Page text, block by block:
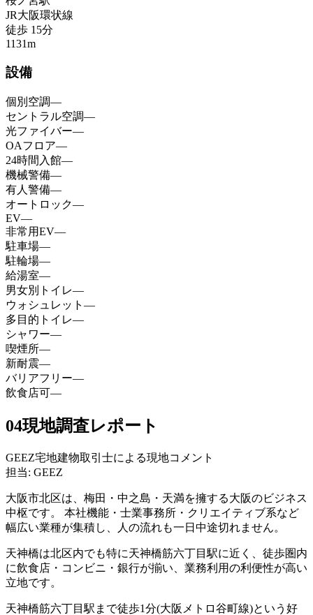
JR大阪環状線
徒歩 15分
1131m
設備
個別空調—
セントラル空調—
光ファイバー—
OAフロア—
24時間入館—
機械警備—
有人警備—
オートロック—
EV—
非常用EV—
駐車場—
駐輪場—
給湯室—
男女別トイレ—
ウォシュレット —
多目的トイレ—
シャワー—
喫煙所—
新耐震—
バリアフリー—
飲食店可—
04現地調査レポート
GEEZ宅地建物取引士による現地コメント
担当: GEEZ
大阪市北区は、梅田・中之島・天満を擁する大阪のビジネス
中枢です。 本社機能・士業事務所・クリエイティブ系など
幅広い業種が集積し、人の流れも一日中途切れません。
天神橋は北区内でも特に天神橋筋六丁目駅に近く、徒歩圏内
に飲食店・コンビニ・銀行が揃い、業務利用の利便性が高い
立地です。
天神橋筋六丁目駅まで徒歩1分(大阪メトロ谷町線)という好